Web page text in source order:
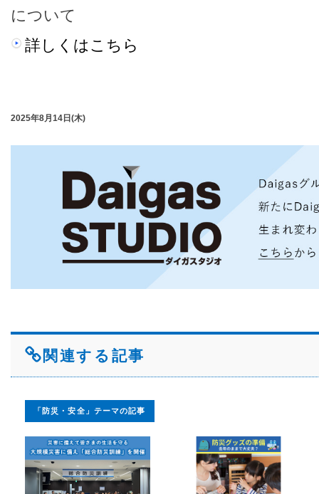
について
詳しくはこちら
2025年8月14日(木)
関連する記事
「防災・安全」テーマの記事